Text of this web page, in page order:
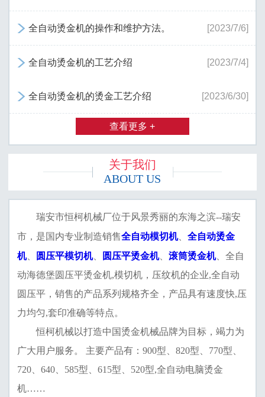
 [2023/7/6]
全自动烫金机的操作和维护方法。
 [2023/7/4]
全自动烫金机的工艺介绍
 [2023/6/30]
全自动烫金机的烫金工艺介绍
查看更多 +
关于我们
ABOUT US
瑞安市恒柯机械厂位于风景秀丽的东海之滨--瑞安
市，是国内专业制造销售全自动模切机、全自动烫金
机、 圆压平模切机、 圆压平烫金机、滚筒烫金机、全自
动海德堡圆压平烫金机,模切机，压纹机的企业,全自动
圆压平，销售的产品系列规格齐全，产品具有速度快,压
力均匀,套印准确等特点。
恒柯机械以打造中国烫金机械品牌为目标，竭力为
广大用户服务。 主要产品有：900型、820型、770型、
720、640、585型、615型、520型,全自动电脑烫金
机……